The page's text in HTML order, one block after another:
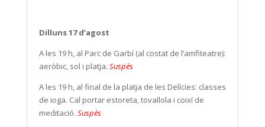
Dilluns 17 d’agost
A les 19 h, al Parc de Garbí (al costat de l’amfiteatre):
aeròbic, sol i platja. Suspès
A les 19 h, al final de la platja de les Delícies: classes
de ioga. Cal portar estoreta, tovallola i coixí de
meditació. Suspès